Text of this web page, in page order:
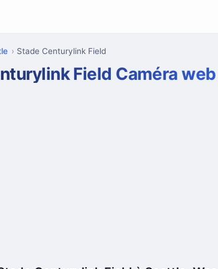
Stade Centurylink Field
Field Caméra web